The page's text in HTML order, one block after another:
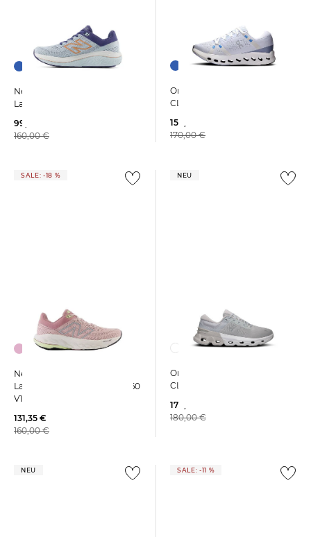
New Balance | Damen
Laufschuhe 860 V14 2A
99,99 €
160,00 €
On | Damen Laufschuhe
CLOUDSURFER 2
154,15 €
170,00 €
SALE: -18 %
New Balance | Damen
Laufschuhe FRESH FOAM 860
V14
131,35 €
160,00 €
NEU
On | Herren Laufschuhe
CLOUDFLYER 5
176,45 €
180,00 €
NEU SALE: -11 %